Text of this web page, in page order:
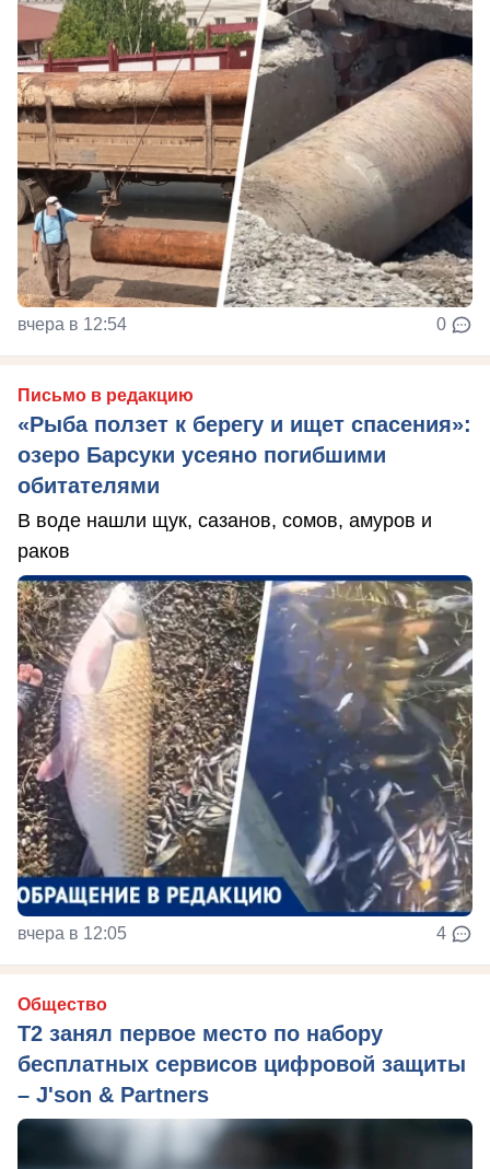
вчера в 12:54 0
Письмо в редакцию
«Рыба ползет к берегу и ищет спасения»:
озеро Барсуки усеяно погибшими
обитателями
В воде нашли щук, сазанов, сомов, амуров и
раков
вчера в 12:05 4
Общество
Т2 занял первое место по набору
бесплатных сервисов цифровой защиты
– J'son & Partners